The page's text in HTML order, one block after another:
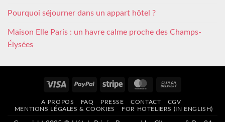
Pourquoi séjourner dans un appart hôtel ?
Maison Elle Paris : un havre calme proche des Champs-
Élysées
Visa PayPal Stripe MasterCard
Delivery
A PROPOS FAQ PRESSE CONTACT
CGV
MENTIONS LÉGALES & COOKIES
FOR HOTELIERS (IN ENGLISH)